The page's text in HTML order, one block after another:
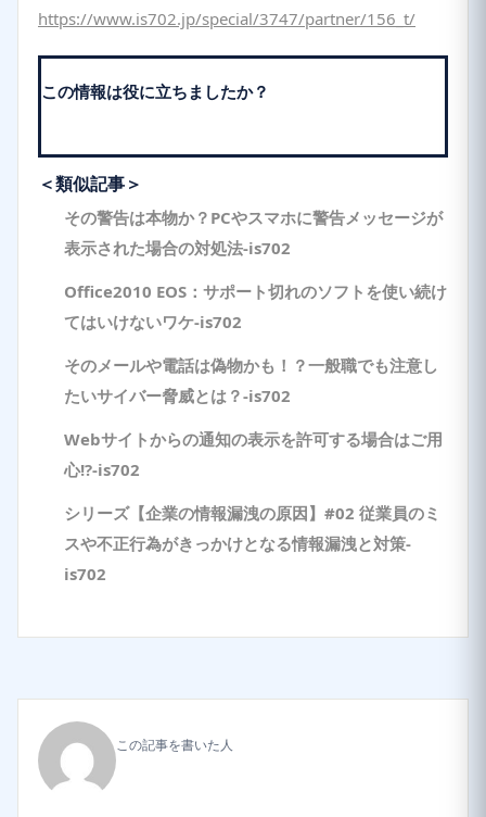
https://www.is702.jp/special/3747/partner/156_t/
この情報は役に立ちましたか？
＜類似記事＞
その警告は本物か？PCやスマホに警告メッセージが
表示された場合の対処法-is702
Office2010 EOS：サポート切れのソフトを使い続け
てはいけないワケ-is702
そのメールや電話は偽物かも！？一般職でも注意し
たいサイバー脅威とは？-is702
Webサイトからの通知の表示を許可する場合はご用
心!?-is702
シリーズ【企業の情報漏洩の原因】#02 従業員のミ
スや不正行為がきっかけとなる情報漏洩と対策-
is702
この記事を書いた人